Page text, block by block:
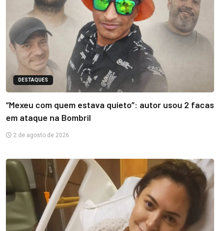
DESTAQUES
“Mexeu com quem estava quieto”: autor usou 2 facas
em ataque na Bombril
2 de agosto de 2026